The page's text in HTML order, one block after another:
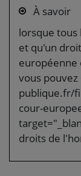
À savoir
lorsque tous
et qu'un
européenne
vous
publique.fr/
cour-
droits de